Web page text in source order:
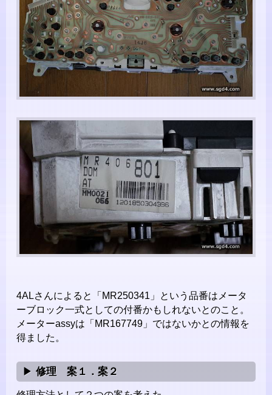
4ALさんによると「MR250341」という品番はメータ
ーブロック一式としての付番かもしれないとのこと。
メーターassyは「MR167749」ではないかとの情報を
得ました。
修理 案１．案２